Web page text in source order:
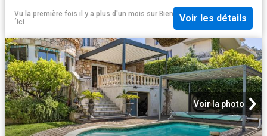
Vu la première fois il y a plus d'un mois sur Bien
´ici
Voir les détails
Voir la photo